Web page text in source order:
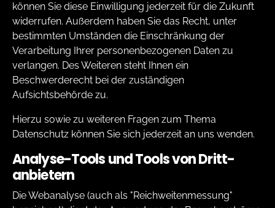
können Sie diese Einwilligung jederzeit für die Zukunft
widerrufen. Außerdem haben Sie das Recht, unter
bestimmten Umständen die Einschränkung der
Verarbeitung Ihrer personenbezogenen Daten zu
verlangen. Des Weiteren steht Ihnen ein
Beschwerderecht bei der zuständigen
Aufsichtsbehörde zu.
Hierzu sowie zu weiteren Fragen zum Thema
Datenschutz können Sie sich jederzeit an uns wenden.
Analyse-Tools und Tools von Dritt­
anbietern
Die Webanalyse (auch als "Reichweitenmessung"